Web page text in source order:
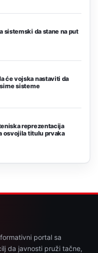
sistemski da stane na put
će vojska nastaviti da
sisteme
reprezentacija
osvojila titulu prvaka
portal sa
da javnosti pruži tačne,